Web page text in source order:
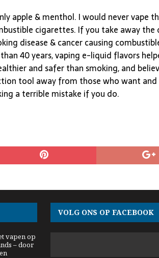
apple & menthol. I would never vape
cigarettes. If you take away
disease & cancer causing
40 years, vaping e-liquid flavors
and safer than smoking, and
tool away from those who want
a terrible mistake if you do.
vapen op
– door
VOLG ONS OP FACEBOOK